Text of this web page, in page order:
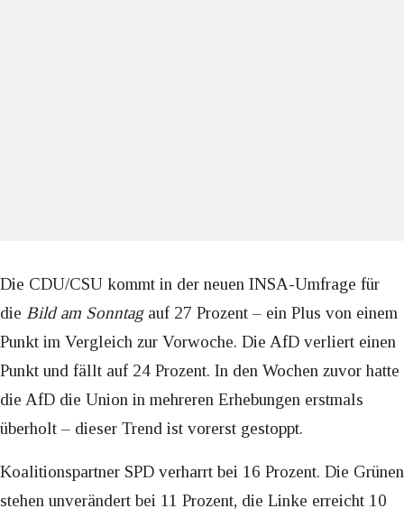
Die CDU/CSU kommt in der neuen INSA-Umfrage für
die Bild am Sonntagauf 27 Prozent – ein Plus von einem
Punkt im Vergleich zur Vorwoche. Die AfD verliert einen
Punkt und fällt auf 24 Prozent. In den Wochen zuvor hatte
die AfD die Union in mehreren Erhebungen erstmals
überholt – dieser Trend ist vorerst gestoppt.
Koalitionspartner SPD verharrt bei 16 Prozent. Die Grünen
stehen unverändert bei 11 Prozent, die Linke erreicht 10